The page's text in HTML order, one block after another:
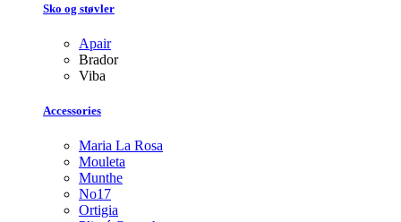
Sko og støvler
Apair
Brador
Viba
Accessories
Maria La Rosa
Mouleta
Munthe
No17
Ortigia